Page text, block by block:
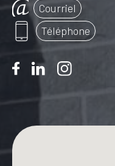
Courriel
Téléphone